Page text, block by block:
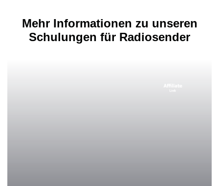
Mehr Informationen zu unseren
Schulungen für Radiosender